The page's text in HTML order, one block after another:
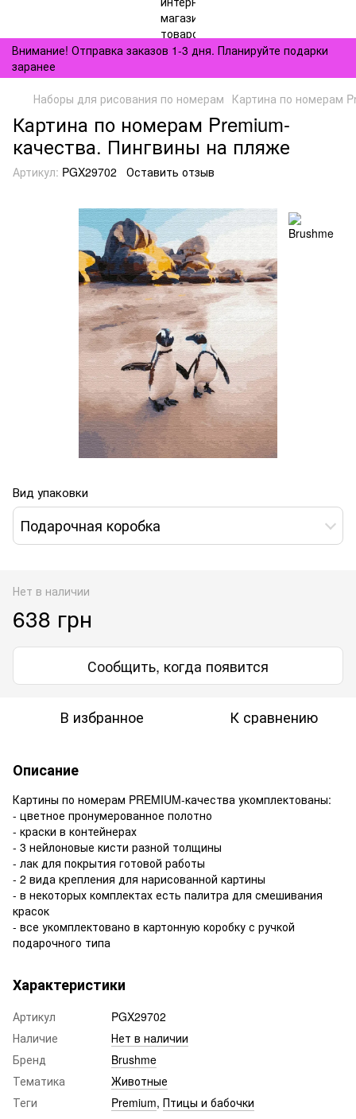
Внимание! Отправка заказов 1-3 дня. Планируйте подарки
заранее
Наборы для рисования по номерам Картина по номерам
Картина по номерам Premium-
качества. Пингвины на пляже
Артикул: PGX29702 Оставить отзыв
Вид упаковки
Подарочная коробка
Нет в наличии
638 грн
Сообщить, когда появится
В избранное К сравнению
Описание
Картины по номерам PREMIUM-качества укомплектованы:
- цветное пронумерованное полотно
- краски в контейнерах
- 3 нейлоновые кисти разной толщины
- лак для покрытия готовой работы
- 2 вида крепления для нарисованной картины
- в некоторых комплектах есть палитра для смешивания
красок
- все укомплектовано в картонную коробку с ручкой
подарочного типа
Характеристики
Артикул
PGX29702
Наличие
Нет в наличии
Бренд
Brushme
Тематика
Животные
Теги
Premium, Птицы и бабочки